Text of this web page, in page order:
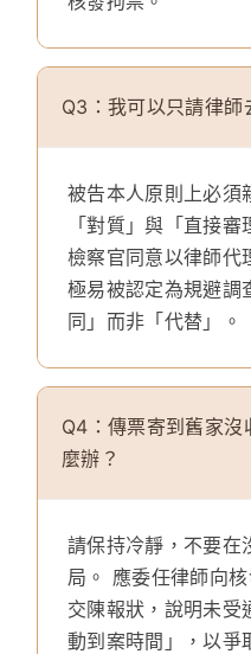
Q3：我可以只請律師
被告本人原則上必須
「對質」與「直接
檢察官同意以律師代
極易被認定為規避調
同」而非「代替」。
Q4：傳票寄到舊家沒
麼辦？
請保持冷靜， 不要在
局。 應委任律師向
交陳報狀，說明未受
動到案時間」，以爭